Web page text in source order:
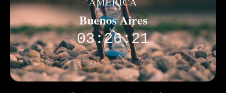
Buenos Aires
03:26:21